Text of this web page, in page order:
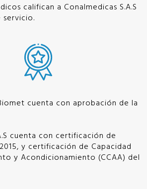
califican a Conalmedicas S.A.S
cuenta con aprobación de la
cuenta con certificación de
y certificación de Capacidad
y Acondicionamiento (CCAA) del